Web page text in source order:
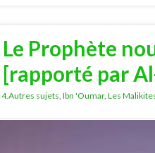
Le Prophète
[rapporté par
4.Autres sujets, Ibn 'Oumar, Les